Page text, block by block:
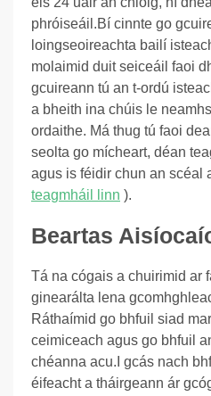
phróiseáil.Bí cinnte go
loingseoireachta bailí
molaimid duit seiceáil faoi
gcuireann tú an t-ordú
a bheith ina chúis le
ordaithe. Má thug tú faoi
seolta go mícheart, déan
agus is féidir chun an scéal
teagmháil linn ).
Beartas
Tá na cógais a chuirimid ar
ginearálta lena
Ráthaímid go bhfuil siad
ceimiceach agus go bhfuil
chéanna acu. I gcás nach
éifeacht a tháirgeann ár